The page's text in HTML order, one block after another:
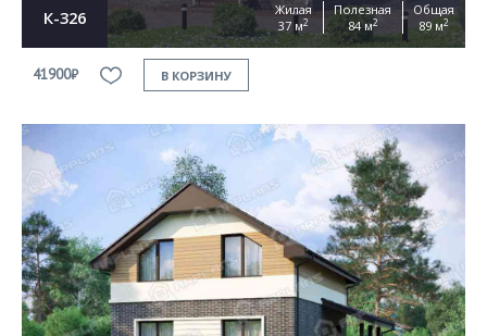
К-326
Жилая
37 м2
Полезная
84 м2
Общая
89 м2
41900₽ В КОРЗИНУ